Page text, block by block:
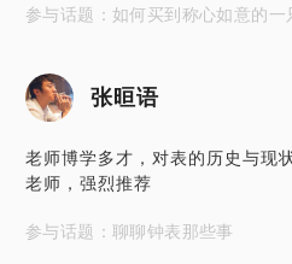
参与话题：如何买到称心如意的一
张晅语
老师博学多才，对表的历史与现
老师，强烈推荐
参与话题：聊聊钟表那些事